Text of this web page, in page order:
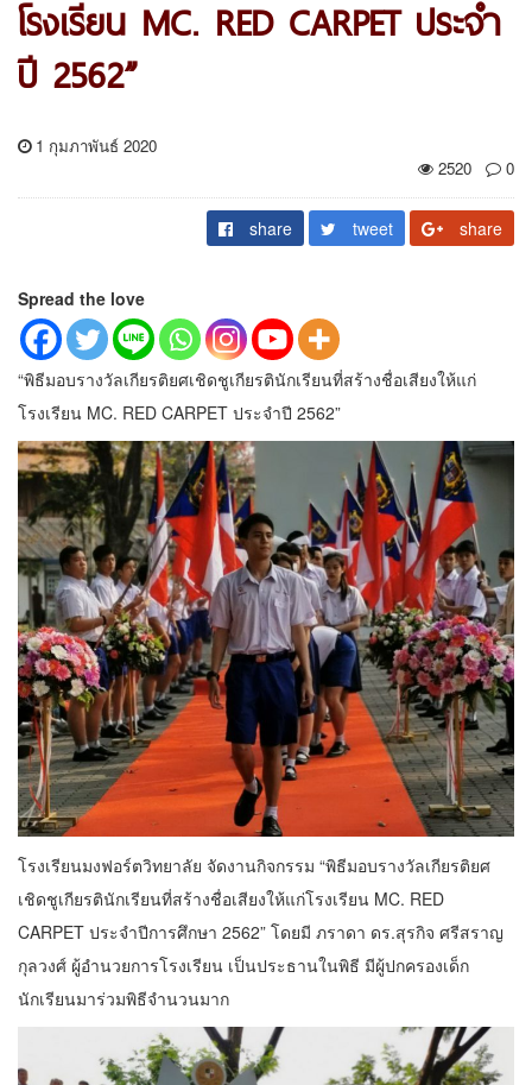
โรงเรียน MC. RED CARPET ประจำ
ปี 2562”
1 กุมภาพันธ์ 2020
2520
0
share tweet share
Spread the love
“พิธีมอบรางวัลเกียรติยศเชิดชูเกียรตินักเรียนที่สร้างชื่อเสียงให้แก่
โรงเรียน MC. RED CARPET ประจำปี 2562”
โรงเรียนมงฟอร์ตวิทยาลัย จัดงานกิจกรรม “พิธีมอบรางวัลเกียรติยศ
เชิดชูเกียรตินักเรียนที่สร้างชื่อเสียงให้แก่โรงเรียน MC. RED
CARPET ประจำปีการศึกษา 2562” โดยมี ภราดา ดร.สุรกิจ ศรีสราญ
กุลวงศ์ ผู้อำนวยการโรงเรียน เป็นประธานในพิธี มีผู้ปกครองเด็ก
นักเรียนมาร่วมพิธีจำนวนมาก